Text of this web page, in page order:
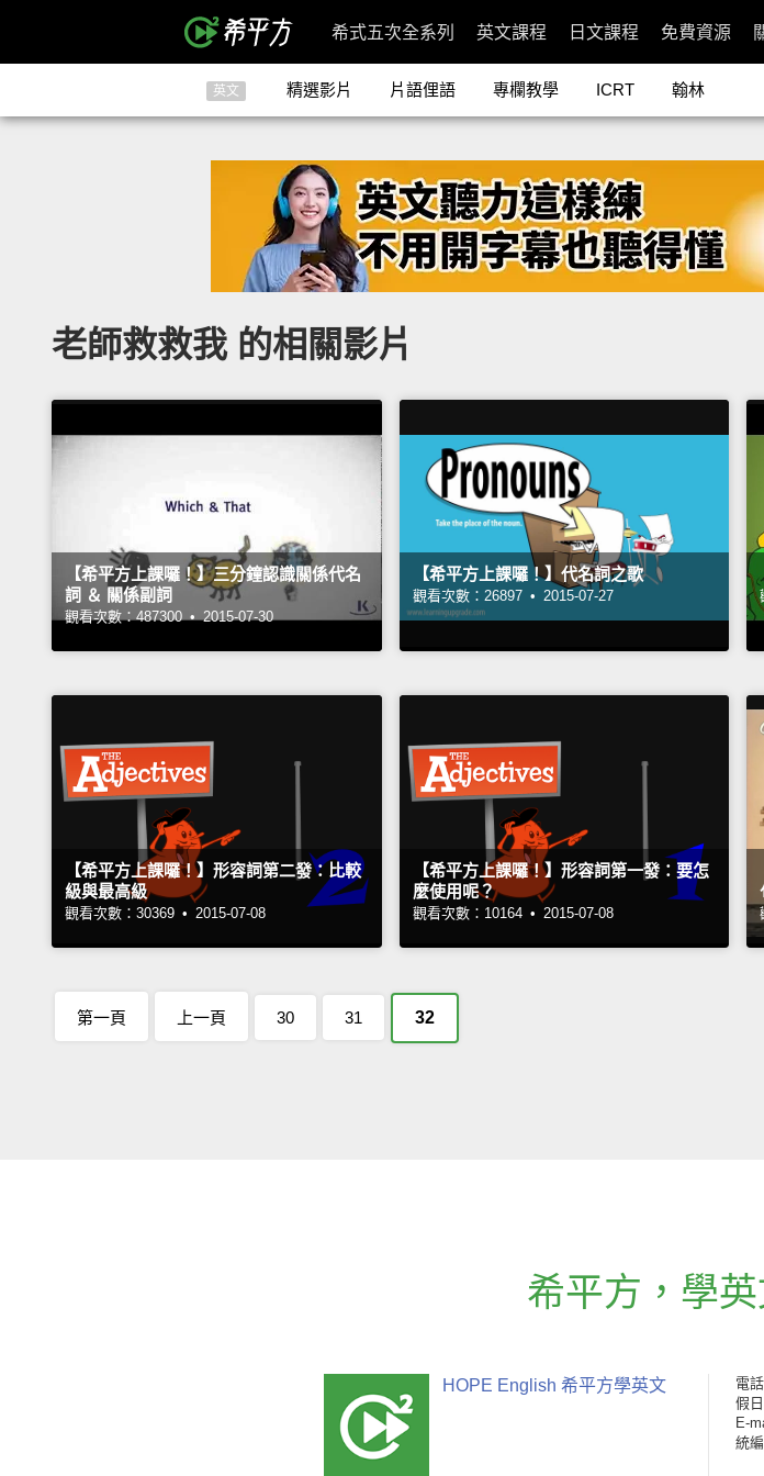
希式五次全系列 英文課程 日文課程 免費資源
英文 精選影片 片語俚語 專欄教學 ICRT 翰林
老師救救我 的相關影片
【希平方上課囉！】三分鐘認識關係代名
詞 ＆ 關係副詞
觀看次數：487300 • 2015-07-30
【希平方上課囉！】代名詞之歌
觀看次數：26897 • 2015-07-27
【希平方上課囉！】形容詞第二發：比較
級與最高級
觀看次數：30369 • 2015-07-08
【希平方上課囉！】形容詞第一發：要怎
麼使用呢？
觀看次數：10164 • 2015-07-08
第一頁 上一頁 30 31 32
希平方 ， 學
HOPE English 希平方學英文 電
假
E-
統